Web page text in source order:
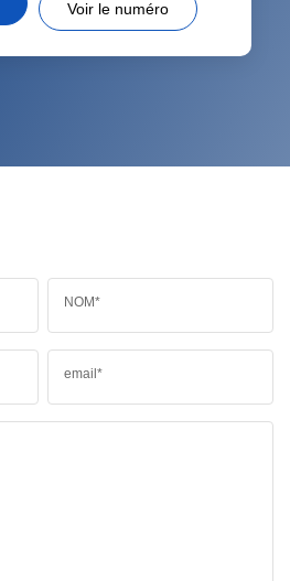
Voir le numéro
NOM*
email*